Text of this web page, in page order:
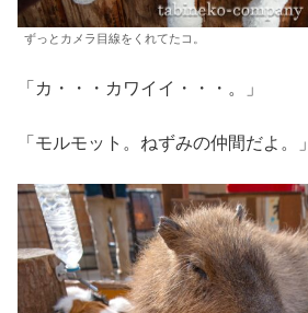
ずっとカメラ目線をくれてたコ。
「カ・・・カワイイ・・・。」
「モルモット。ねずみの仲間だよ。」